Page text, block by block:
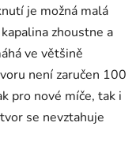
je možná malá
zhoustne a
ve většině
není zaručen 100
pro nové míče, tak i
se nevztahuje